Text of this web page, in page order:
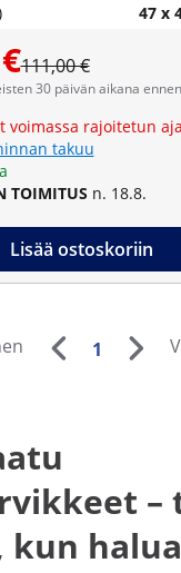
47 x
111,00 €
30 päivän aikana
voimassa rajoitetun
takuu
TOIMITUS n. 18.8.
Lisää ostoskoriin
1
–
kun